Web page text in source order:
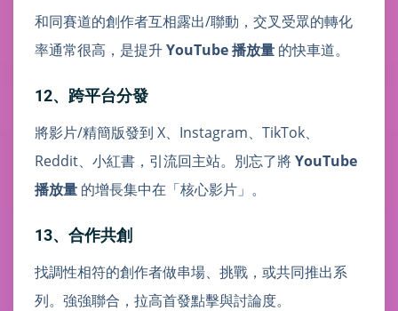
和同賽道的創作者互相露出/聯動，交叉受眾的轉化
率通常很高，是提升YouTube 播放量 的快車道。
12、跨平台分發
將影片/精簡版發到 X、Instagram、TikTok、
Reddit、小紅書，引流回主站。別忘了將YouTube
播放量 的增長集中在「核心影片」。
13、合作共創
找調性相符的創作者做串場、挑戰，或共同推出系
列。強強聯合，拉高首發點擊與討論度。